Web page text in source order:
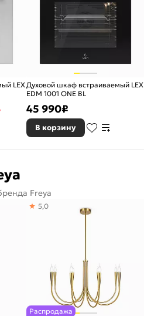
LEXДуховой шкаф встраиваемый LEX
EDM 1001 ONE BL
45 990₽
В корзину
Freya
Распродажа
5,0